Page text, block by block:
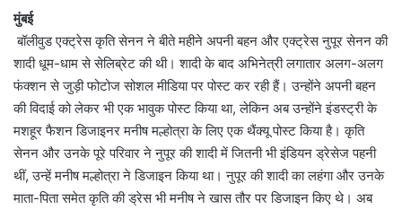
मुंबई
बॉलीवुड एक्ट्रेस कृति सेनन ने बीते महीने अपनी बहन और एक्ट्रेस नुपूर सेनन की
शादी धूम-धाम से सेलिब्रेट की थी। शादी के बाद अभिनेत्री लगातार अलग-अलग
फंक्शन से जुड़ी फोटोज सोशल मीडिया पर पोस्ट कर रही हैं। उन्होंने अपनी बहन
की विदाई को लेकर भी एक भावुक पोस्ट किया था, लेकिन अब उन्होंने इंडस्ट्री के
मशहूर फैशन डिजाइनर मनीष मल्होत्रा के लिए एक थैंक्यू पोस्ट किया है। कृति
सेनन और उनके पूरे परिवार ने नुपूर की शादी में जितनी भी इंडियन ड्रेसेज पहनी
थीं, उन्हें मनीष मल्होत्रा ने डिजाइन किया था। नुपूर की शादी का लहंगा और उनके
माता-पिता समेत कृति की ड्रेस भी मनीष ने खास तौर पर डिजाइन किए थे। अब